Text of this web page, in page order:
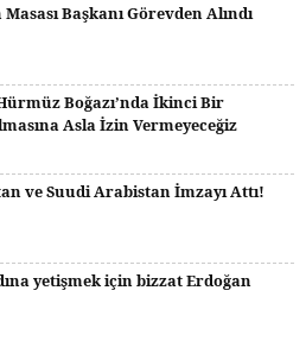
Başkanı Görevden Alındı
Boğazı’nda İkinci Bir
Asla İzin Vermeyeceğiz
ve Suudi Arabistan İmzayı Attı!
yetişmek için bizzat Erdoğan